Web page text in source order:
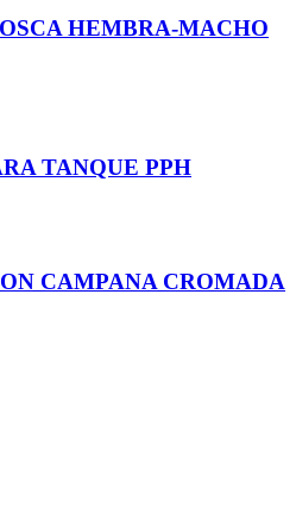
HEMBRA-MACHO
TANQUE PPH
CAMPANA CROMADA